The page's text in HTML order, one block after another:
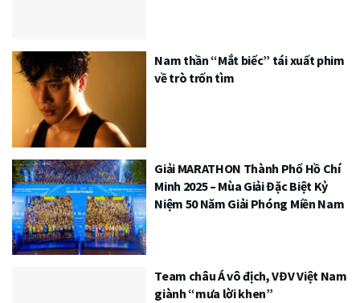
Nam thần “Mắt biếc” tái xuất phim
về trò trốn tìm
Giải MARATHON Thành Phố Hồ Chí
Minh 2025 – Mùa Giải Đặc Biệt Kỷ
Niệm 50 Năm Giải Phóng Miền Nam
Team châu Á vô địch, VĐV Việt Nam
giành “mưa lời khen”